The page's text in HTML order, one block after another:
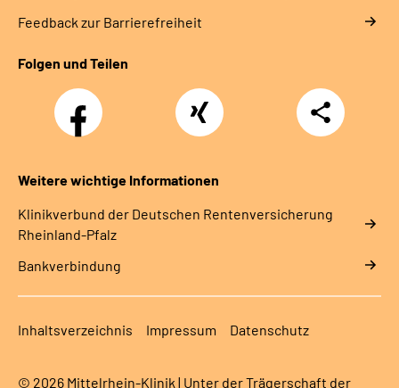
Feedback zur Barrierefreiheit
Folgen und Teilen
Facebook Xing
Teilen
Weitere wichtige Informationen
Klinikverbund der Deutschen Rentenversicherung
Rheinland-Pfalz
Bankverbindung
Inhaltsverzeichnis Impressum Datenschutz
© 2026 Mittelrhein-Klinik | Unter der Trägerschaft der